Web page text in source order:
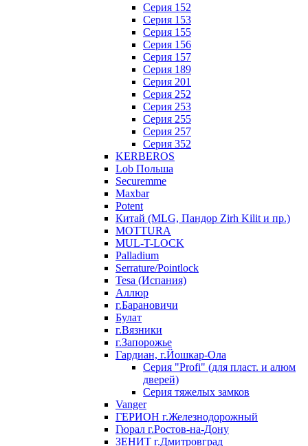
Серия 152
Серия 153
Серия 155
Серия 156
Серия 157
Серия 189
Серия 201
Серия 252
Серия 253
Серия 255
Серия 257
Серия 352
KERBEROS
Lob Польша
Securemme
Maxbar
Potent
Китай (MLG, Пандор Zirh Kilit и пр.)
MOTTURA
MUL-T-LOCK
Palladium
Serrature/Pointlock
Tesa (Испания)
Аллюр
г.Барановичи
Булат
г.Вязники
г.Запорожье
Гардиан, г.Йошкар-Ола
Серия "Profi" (для пласт. и алюм
дверей)
Серия тяжелых замков
Vanger
ГЕРИОН г.Железнодорожный
Гюрал г.Ростов-на-Дону
ЗЕНИТ г.Дмитровград